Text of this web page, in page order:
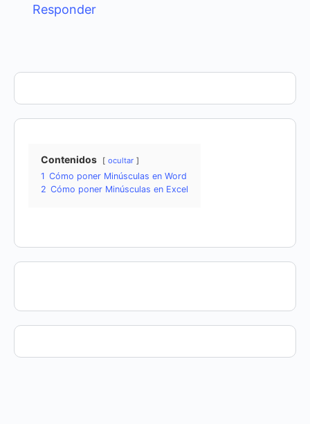
Responder
Contenidos ocultar
1 Cómo poner Minúsculas en Word
2 Cómo poner Minúsculas en Excel